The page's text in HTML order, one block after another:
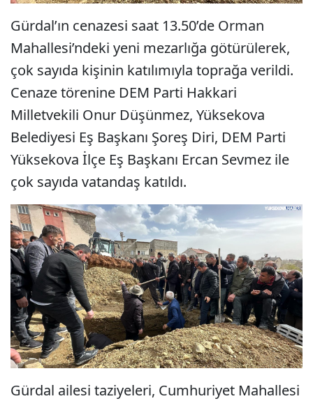
Gürdal’ın cenazesi saat 13.50’de Orman
Mahallesi’ndeki yeni mezarlığa götürülerek,
çok sayıda kişinin katılımıyla toprağa verildi.
Cenaze törenine DEM Parti Hakkari
Milletvekili Onur Düşünmez, Yüksekova
Belediyesi Eş Başkanı Şoreş Diri, DEM Parti
Yüksekova İlçe Eş Başkanı Ercan Sevmez ile
çok sayıda vatandaş katıldı.
Gürdal ailesi taziyeleri, Cumhuriyet Mahallesi